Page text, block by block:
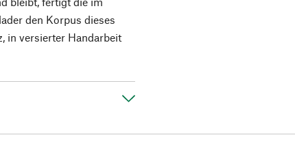
den Korpus dieses
in versierter Handarbeit